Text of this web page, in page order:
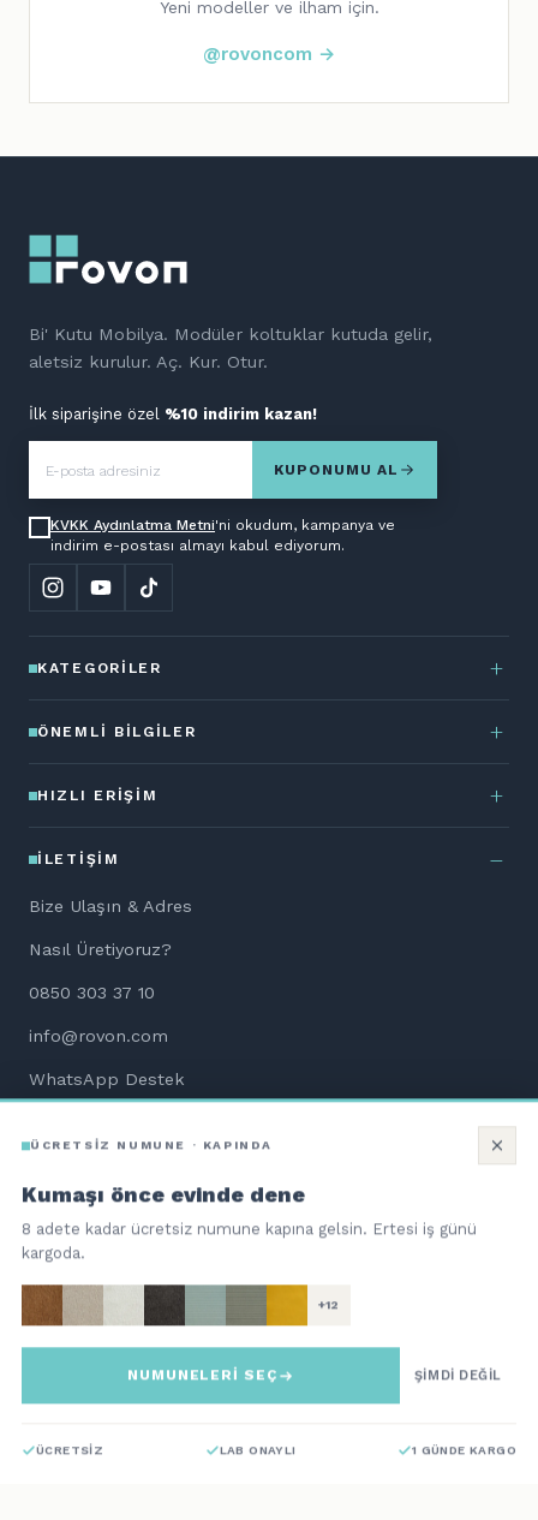
Teslimat: 15 Gün · CEVA
SEPETE EKLE
Yeni modeller ve ilham için.
@rovoncom →
ÜCRETSİZ NUMUNE · KAPINDA
Kumaşı önce evinde dene
8 adete kadar ücretsiz numune kapına gelsin. Ertesi iş günü
kargoda.
+12
NUMUNELERİ SEÇ ŞİMDİ DEĞİL
ÜCRETSİZ LAB ONAYLI 1 GÜNDE KARGO
Bi' Kutu Mobilya. Modüler koltuklar kutuda gelir,
aletsiz kurulur. Aç. Kur. Otur.
İlk siparişine özel %10 indirim kazan!
KUPONUMU AL
KVKK Aydınlatma Metni'ni okudum, kampanya ve
indirim e-postası almayı kabul ediyorum.
KATEGORILER
ÖNEMLI BILGILER
HIZLI ERIŞIM
İLETIŞIM
Bize Ulaşın & Adres
Nasıl Üretiyoruz?
0850 303 37 10
info@rovon.com
WhatsApp Destek
troy
Bi Kutu Mobilya | Aç. Kur. Otur.